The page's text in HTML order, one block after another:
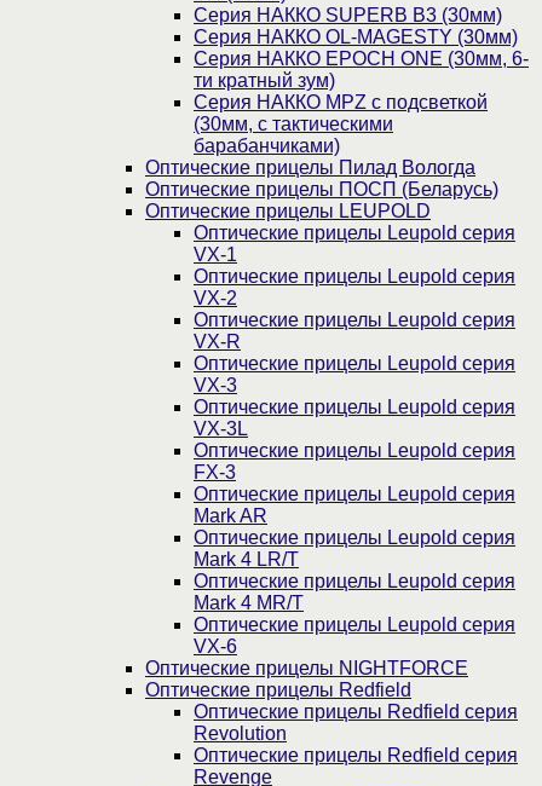
Серия НАККО SUPERB B3 (30мм)
Серия НАККО OL-MAGESTY (30мм)
Серия НАККО EPOCH ONE (30мм, 6-
ти кратный зум)
Серия НАККО MPZ с подсветкой
(30мм, c тактическими
барабанчиками)
Оптические прицелы Пилад Вологда
Оптические прицелы ПОСП (Беларусь)
Оптические прицелы LEUPOLD
Оптические прицелы Leupold серия
VX-1
Оптические прицелы Leupold серия
VX-2
Оптические прицелы Leupold серия
VX-R
Оптические прицелы Leupold серия
VX-3
Оптические прицелы Leupold серия
VX-3L
Оптические прицелы Leupold серия
FX-3
Оптические прицелы Leupold серия
Mark AR
Оптические прицелы Leupold серия
Mark 4 LR/T
Оптические прицелы Leupold серия
Mark 4 MR/T
Оптические прицелы Leupold серия
VX-6
Оптические прицелы NIGHTFORCE
Оптические прицелы Redfield
Оптические прицелы Redfield серия
Revolution
Оптические прицелы Redfield серия
Revenge